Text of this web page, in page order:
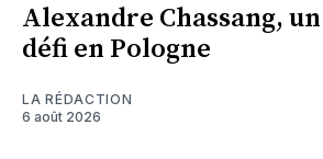
Alexandre Chassang,
défi en Pologne
LA RÉDACTION
6 août 2026